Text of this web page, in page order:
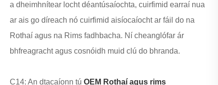
a dheimhnítear locht déantúsaíochta, cuirfimid earraí nua
ar ais go díreach nó cuirfimid aisíocaíocht ar fáil do na
Rothaí agus na Rims fadhbacha. Ní cheanglófar ár
bhfreagracht agus cosnóidh muid clú do bhranda.
C14: An dtacaíonn tú OEM Rothaí agus rims